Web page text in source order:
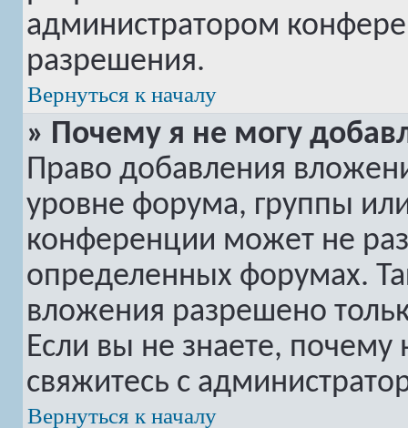
администратором
разрешения.
Вернуться к началу
» Почему я не могу
Право добавления
уровне форума, группы
конференции может не
определенных форумах.
вложения разрешено
Если вы не знаете,
свяжитесь с
Вернуться к началу